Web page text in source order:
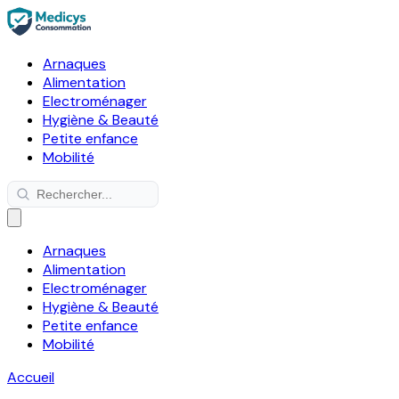
Arnaques
Alimentation
Electroménager
Hygiène & Beauté
Petite enfance
Mobilité
Arnaques
Alimentation
Electroménager
Hygiène & Beauté
Petite enfance
Mobilité
Accueil